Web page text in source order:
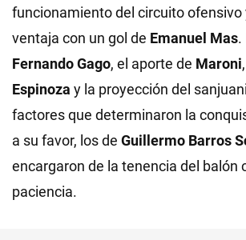
funcionamiento del circuito ofensivo
ventaja con un gol de Emanuel Mas.
FernandoGago, el aporte de Maroni
Espinoza y la proyección del
factores que determinaron la
a su favor, los de Guillermo Barros
encargaron de la tenencia del balón
paciencia.